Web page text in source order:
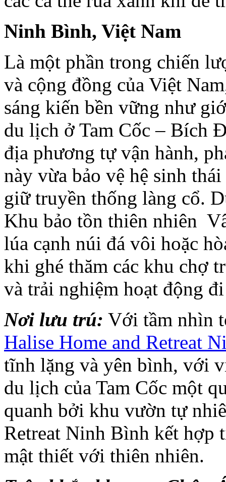
Ninh Bình, Việt Nam
Là một phần trong chiến
và cộng đồng của Việt
sáng kiến bền vững như
du lịch ở Tam Cốc – Bích
địa phương tự vận hành,
này vừa bảo vệ hệ sinh
giữ truyền thống làng cổ.
Khu bảo tồn thiên nhiên
lúa cạnh núi đá vôi hoặc
khi ghé thăm các khu chợ
và trải nghiệm hoạt động
Nơi lưu trú: Với tầm nhìn
Halise Home and Retreat
tĩnh lặng và yên bình, với
du lịch của Tam Cốc một
quanh bởi khu vườn tự
Retreat Ninh Bình kết hợp
mật thiết với thiên nhiên.